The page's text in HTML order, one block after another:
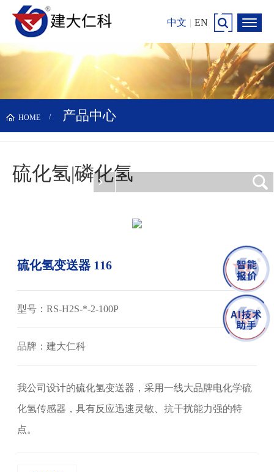
中文 | EN
HOME 产品中心
硫化氢|磷化氢
更新时间：2026-08-09
硫化氢变送器 116
型号：RS-H2S-*-2-100P
品牌：建大仁科
我公司设计的硫化氢变送器，采用一线大品牌电化学硫
化氢传感器，具有反应迅速灵敏、抗干扰能力强的特
点。